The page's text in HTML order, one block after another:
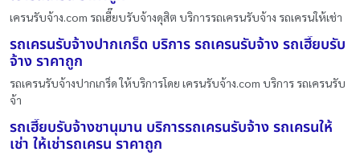
เครนรับจ้าง.com รถเฮี๊ยบรับจ้างดุสิต บริการรถเครนรับจ้าง รถเครนให้เช่า
รถเครนรับจ้างปากเกร็ด บริการ รถเครนรับจ้าง รถเฮี๊ยบรับ
จ้าง ราคาถูก
รถเครนรับจ้างปากเกร็ด ให้บริการโดย เครนรับจ้าง.com บริการ รถเครนรับ
จ้า
รถเฮี๊ยบรับจ้างชานุมาน บริการรถเครนรับจ้าง รถเครนให้
เช่า ให้เช่ารถเครน ราคาถูก